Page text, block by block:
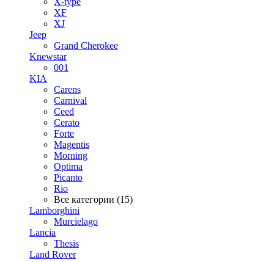
XF
XJ
Jeep
Grand Cherokee
Knewstar
001
KIA
Carens
Carnival
Ceed
Cerato
Forte
Magentis
Morning
Optima
Picanto
Rio
Все категории (15)
Lamborghini
Murcielago
Lancia
Thesis
Land Rover